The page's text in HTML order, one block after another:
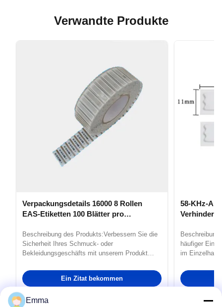
Verwandte Produkte
Verpackungsdetails 16000 8 Rollen
EAS-Etiketten 100 Blätter pro
Beschreibung des Produkts:Verbessern Sie die
Sicherheit Ihres Schmuck- oder
Bekleidungsgeschäfts mit unserem Produkt
konzipiert, dass sie einen zuverlässigen Schutz
vor Diebstahl und unbefugtem Entfernen Ihrer
von 58 ...
Ein Zitat bekommen
58-KHz-
häufiger
im
angebracht
Emma